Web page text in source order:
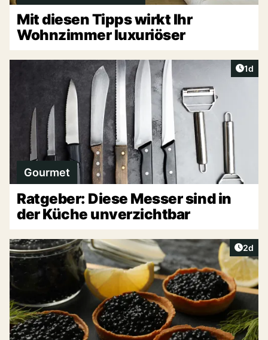
Mit diesen Tipps wirkt Ihr
Wohnzimmer luxuriöser
1d
Gourmet
Ratgeber: Diese Messer sind in
der Küche unverzichtbar
2d